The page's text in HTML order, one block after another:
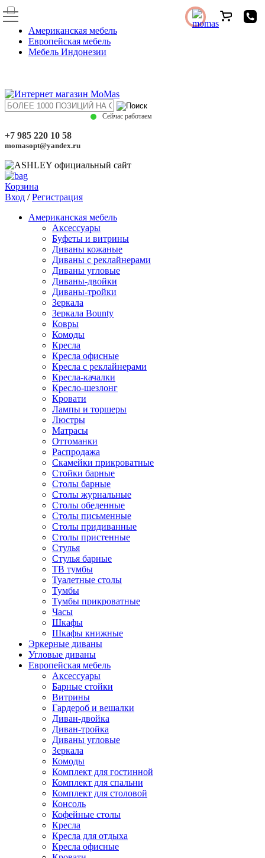
Американская мебель
Европейская мебель
Мебель Индонезии
Сейчас работаем
+7 985 220 10 58
momasopt@yandex.ru
Корзина
Вход /Регистрация
Американская мебель
Аксессуары
Буфеты и витрины
Диваны кожаные
Диваны с реклайнерами
Диваны угловые
Диваны-двойки
Диваны-тройки
Зеркала
Зеркала Bounty
Ковры
Комоды
Кресла
Кресла офисные
Кресла с реклайнерами
Кресла-качалки
Кресло-шезлонг
Кровати
Лампы и торшеры
Люстры
Матрасы
Оттоманки
Распродажа
Скамейки прикроватные
Стойки барные
Столы барные
Столы журнальные
Столы обеденные
Столы письменные
Столы придиванные
Столы пристенные
Стулья
Стулья барные
ТВ тумбы
Туалетные столы
Тумбы
Тумбы прикроватные
Часы
Шкафы
Шкафы книжные
Эркерные диваны
Угловые диваны
Европейская мебель
Аксессуары
Барные стойки
Витрины
Гардероб и вешалки
Диван-двойка
Диван-тройка
Диваны угловые
Зеркала
Комоды
Комплект для гостинной
Комплект для спальни
Комплект для столовой
Консоль
Кофейные столы
Кресла
Кресла для отдыха
Кресла офисные